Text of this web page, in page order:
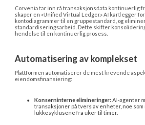
Corvenia tar inn rå transaksjonsdata kontinuerlig
skaper en «Unified Virtual Ledger.» AI kartlegger
kontodiagrammer til en gruppestandard, og
standardiseringsarbeid. Dette skifter
hendelse til en kontinuerlig prosess.
Automatisering av komplekset
Plattformen automatiserer de mest krevende
eiendomsfinansiering:
Konserninterne elimineringer: AI-agenter
transaksjoner på tvers av enheter, noe
lukkesyklusene fra uker til timer.